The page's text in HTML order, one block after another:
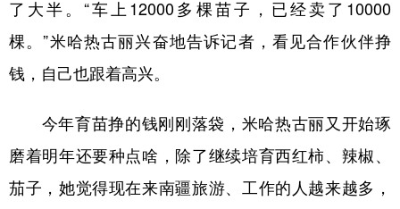
了大半。“车上12000多棵苗子，已经卖了10000
棵。”米哈热古丽兴奋地告诉记者，看见合作伙伴挣
钱，自己也跟着高兴。
今年育苗挣的钱刚刚落袋，米哈热古丽又开始琢
磨着明年还要种点啥，除了继续培育西红柿、辣椒、
茄子，她觉得现在来南疆旅游、工作的人越来越多，